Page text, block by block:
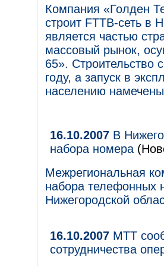
Компания «Голден
строит FTTB-сеть в
является частью
массовый рынок,
65». Строительство
году, а запуск в
населению
16.10.2007 В
набора номера
Межрегиональная
набора телефонных
Нижегородской
16.10.2007 МТТ
сотрудничества